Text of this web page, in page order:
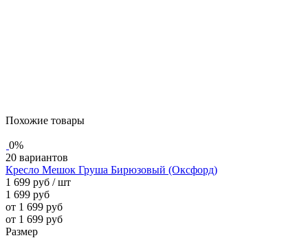
Похожие товары
0%
20 вариантов
Кресло Мешок Груша Бирюзовый (Оксфорд)
1 699 руб / шт
1 699 руб
от 1 699 руб
от 1 699 руб
Размер